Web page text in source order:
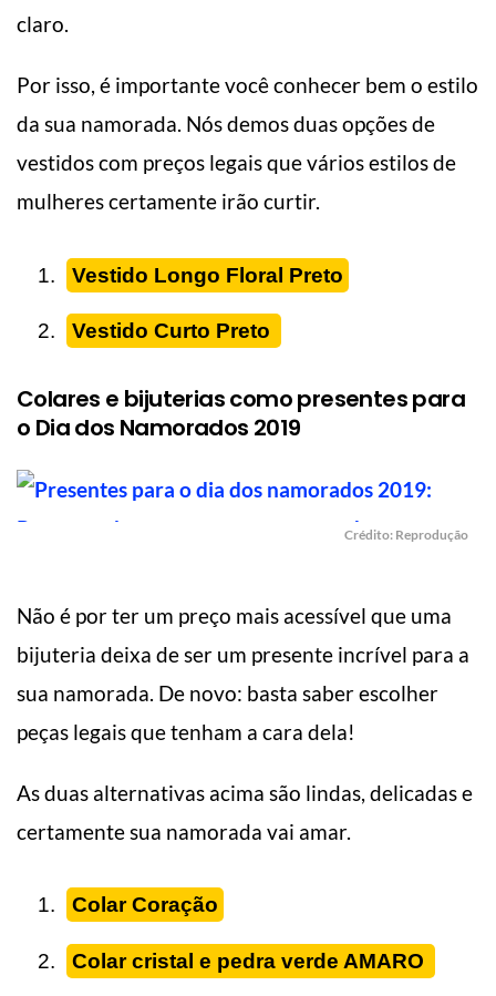
claro.
Por isso, é importante você conhecer bem o estilo
da sua namorada. Nós demos duas opções de
vestidos com preços legais que vários estilos de
mulheres certamente irão curtir.
Vestido Longo Floral Preto
Vestido Curto Preto
Colares e bijuterias como presentes para
o Dia dos Namorados 2019
Crédito: Reprodução
Não é por ter um preço mais acessível que uma
bijuteria deixa de ser um presente incrível para a
sua namorada. De novo: basta saber escolher
peças legais que tenham a cara dela!
As duas alternativas acima são lindas, delicadas e
certamente sua namorada vai amar.
Colar Coração
Colar cristal e pedra verde AMARO